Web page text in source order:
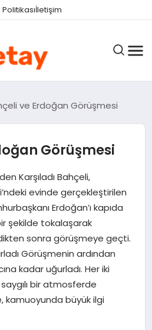
İletişim
ve Erdoğan Görüşmesi
Görüşmesi
Karşıladı Bahçeli,
evinde gerçekleştirilen
Erdoğan’ı kapıda
şekilde tokalaşarak
sonra görüşmeye geçti.
Görüşmenin ardından
kadar uğurladı. Her iki
bir atmosferde
kamuoyunda büyük ilgi